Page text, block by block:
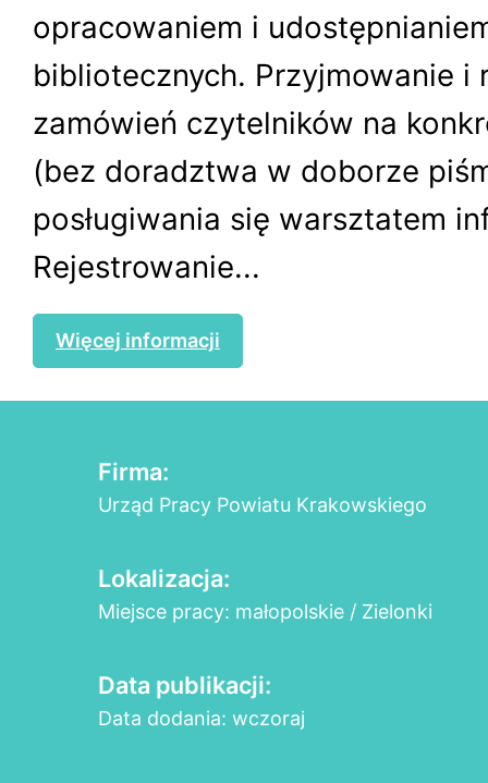
opracowaniem i
bibliotecznych. Przyjmowanie i
zamówień czytelników na
(bez doradztwa w doborze
posługiwania się warsztatem
Rejestrowanie...
Więcej informacji
Firma:
Urząd Pracy Powiatu Krakowskiego
Lokalizacja:
Miejsce pracy: małopolskie / Zielonki
Data publikacji:
Data dodania: wczoraj